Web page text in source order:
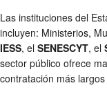
Las instituciones del
incluyen: Ministerios,
IESS, el SENESCYT, el
sector público ofrece
contratación más